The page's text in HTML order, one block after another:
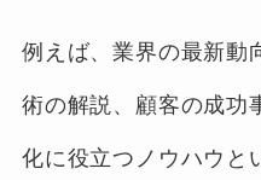
例えば、業界の最新動
術の解説、顧客の成功
化に役立つノウハウと